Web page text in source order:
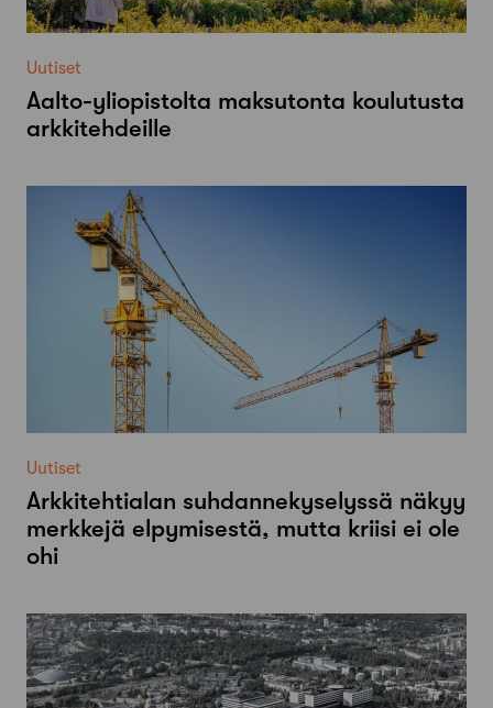
Uutiset
Aalto-​yliopistolta maksutonta koulutusta
arkkitehdeille
Uutiset
Arkkitehtialan suhdannekyselyssä näkyy
merkkejä elpymisestä, mutta kriisi ei ole
ohi